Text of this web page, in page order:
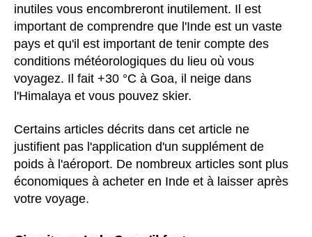
inutiles vous encombreront inutilement. Il est
important de comprendre que l'Inde est un vaste
pays et qu'il est important de tenir compte des
conditions météorologiques du lieu où vous
voyagez. Il fait +30 °C à Goa, il neige dans
l'Himalaya et vous pouvez skier.
Certains articles décrits dans cet article ne
justifient pas l'application d'un supplément de
poids à l'aéroport. De nombreux articles sont plus
économiques à acheter en Inde et à laisser après
votre voyage.